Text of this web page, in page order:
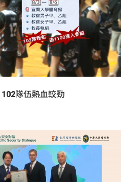
隊伍熱血較勁